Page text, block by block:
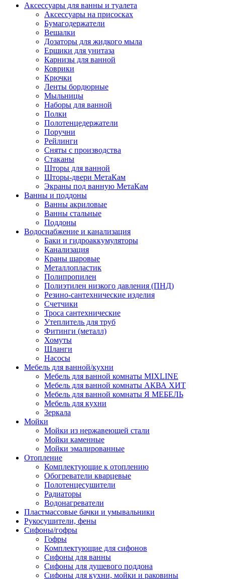
Аксессуары для ванны и туалета
Аксессуары на присосках
Бумагодержатели
Вешалки
Дозаторы для жидкого мыла
Ершики для унитаза
Карнизы для ванной
Коврики
Крючки
Ленты бордюрные
Мыльницы
Наборы для ванной
Полки
Полотенцедержатели
Поручни
Рейлинги
Сняты с производства
Стаканы
Шторы для ванной
Шторы-двери МетаКам
Экраны под ванную МетаКам
Ванны и поддоны
Ванны акриловые
Ванны стальные
Поддоны
Водоснабжение и канализация
Баки и гидроаккумуляторы
Канализация
Краны шаровые
Металлопластик
Полипропилен
Полиэтилен низкого давления (ПНД)
Резино-сантехнические изделия
Счетчики
Троса сантехнические
Утеплитель для труб
Фитинги (металл)
Хомуты
Шланги
Насосы
Мебель для ванной/кухни
Мебель для ванной комнаты MIXLINE
Мебель для ванной комнаты АКВА ХИТ
Мебель для ванной комнаты Я МЕБЕЛЬ
Мебель для кухни
Зеркала
Мойки
Мойки из нержавеющей стали
Мойки каменные
Мойки эмалированные
Отопление
Комплектующие к отоплению
Обогреватели кварцевые
Полотенцесушители
Радиаторы
Водонагреватели
Пластмассовые бачки и умывальники
Рукосушители, фены
Сифоны/гофры
Гофры
Комплектующие для сифонов
Сифоны для ванны
Сифоны для душевого поддона
Сифоны для кухни, мойки и раковины